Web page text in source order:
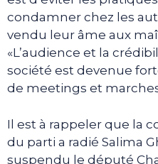
condamner chez les
vendu leur âme aux
«L’audience et la
société est devenue
de meetings et
Il est à rappeler que la
du parti a radié Salima
suspendu le député